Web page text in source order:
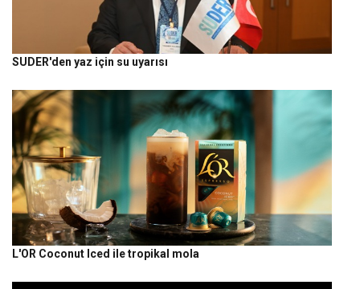
SUDER'den yaz için su uyarısı
L'OR Coconut Iced ile tropikal mola